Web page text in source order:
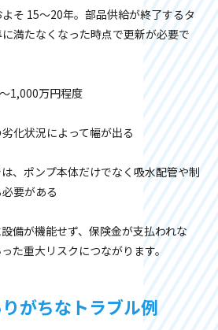
そ 15〜20年。部品供給が終了するタ
満たなくなった時点で更新が必要で
1,000万円程度
化状況によって幅が出る
、ポンプ本体だけでなく吸水配管や制
要がある
備が機能せず、保険金が支払われな
た重大リスクにつながります。
がちなトラブル例